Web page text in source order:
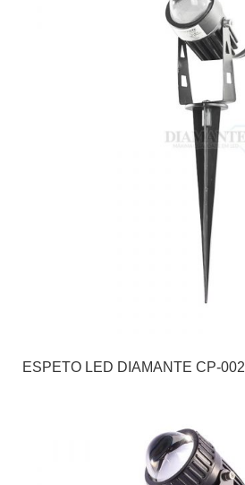
ESPETO LED DIAMANTE CP-002